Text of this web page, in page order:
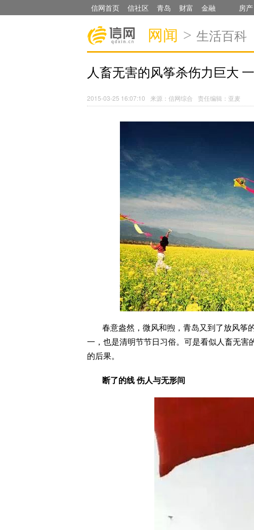
信网首页 信社区 青岛 财富 金融 房产
网闻 > 生活百科
人畜无害的风筝杀伤力巨大
2015-03-25 16:07:10 来源：信网综合 责任编辑：亚麦
春意盎然，微风和煦，青岛又到了放风筝
一，也是清明节节日习俗。可是看似人畜无
的后果。
断了的线 伤人与无形间